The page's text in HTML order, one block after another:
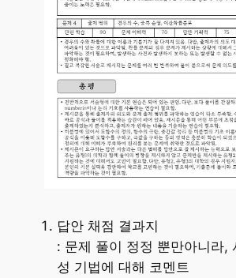
답안 채점 결과지
: 문제 풀이 정정 뿐만아니라,
성 기법에 대해 코멘트